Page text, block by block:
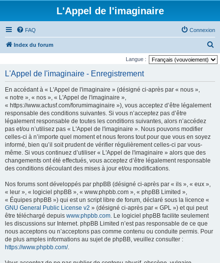
L'Appel de l'imaginaire
FAQ Connexion
Index du forum
e
Langue :
L'Appel de l'imaginaire - Enregistrement
En accédant à « L'Appel de l'imaginaire » (désigné ci-après par « nous »,
« notre », « nos », « L'Appel de l'imaginaire »,
« https://www.actusf.com/forumimaginaire »), vous acceptez d’être légalement
responsable des conditions suivantes. Si vous n’acceptez pas d’être
légalement responsable de toutes les conditions suivantes, alors n’accédez
pas et/ou n’utilisez pas « L'Appel de l'imaginaire ». Nous pouvons modifier
celles-ci à n’importe quel moment et nous ferons tout pour que vous en soyez
informé, bien qu’il soit prudent de vérifier régulièrement celles-ci par vous-
même. Si vous continuez d’utiliser « L'Appel de l'imaginaire » alors que des
changements ont été effectués, vous acceptez d’être légalement responsable
des conditions découlant des mises à jour et/ou modifications.
Nos forums sont développés par phpBB (désigné ci-après par « ils », « eux »,
« leur », « logiciel phpBB », « www.phpbb.com », « phpBB Limited »,
« Équipes phpBB ») qui est un script libre de forum, déclaré sous la licence «
GNU General Public License v2 » (désigné ci-après par « GPL ») et qui peut
être téléchargé depuis www.phpbb.com. Le logiciel phpBB facilite seulement
les discussions sur Internet. phpBB Limited n’est pas responsable de ce que
nous acceptons ou n’acceptons pas comme contenu ou conduite permis. Pour
de plus amples informations au sujet de phpBB, veuillez consulter :
https://www.phpbb.com/.